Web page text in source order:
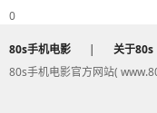
0
80s手机电影 | 关于80s
80s手机电影官方网站(